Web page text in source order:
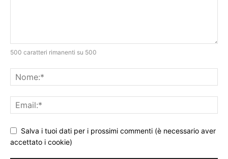
500 caratteri rimanenti su 500
Salva i tuoi dati per i prossimi commenti (è necessario aver
accettato i cookie)